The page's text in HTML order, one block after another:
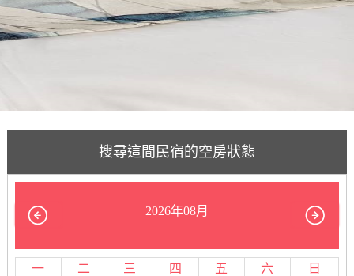
搜尋這間民宿的空房狀態
2026年08月
一 二 三 四 五 六
日